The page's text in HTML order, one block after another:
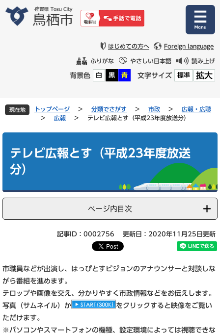
文
はじめての方へ Foreign language
ふりがな やさしい日本語 読み上げ
背景色 白 黒 青 文字サイズ 標準 拡大
現在地 トップページ > 分類でさがす > 市政 >
広報・広聴
>
広報 > テレビ広報とす（平成23年度放送分）
テレビ広報とす（平成23年度放送
分）
ページ内目次
記事ID：0002756 更新日：2020年11月25日更新
市職員などが出演し、はっぴとすビジョンのアナウンサーと対談しな
がら番組を進めます。
テロップや画像を交え、分かりやすく市政情報などをお伝えします。
写真（サムネイル）か
をクリックすると映像をご覧い
ただけます。
※パソコンやスマートフォンの機種、設定環境によっては視聴できな